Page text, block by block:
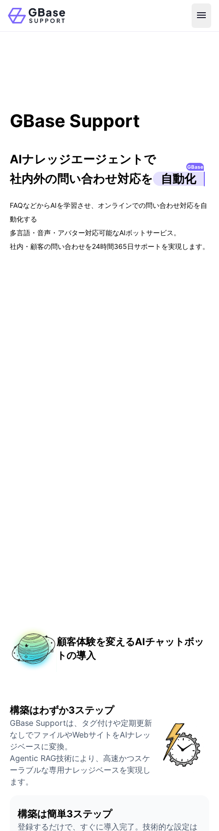
menu
GBase Support
AIナレッジエージェントで
社内外の問い合わせ対応を
自動化
GBase
FAQなどからAIを学習させ、オンラインでの問い合わせ対応を自
動化する
多言語・音声・アバター対応可能なAIボットサービス。
社内・顧客の問い合わせを24時間365日サポートを実現します。
顧客体験を変えるAIチャットボッ
トの導入
構築はわずか3ステップ
GBase Supportは、タグ付けや定期更新
なしでファイルやWebサイトをAIナレッ
ジベースに変換。
Agentic RAG技術により、高速かつスケ
ーラブルな専用ナレッジベースを実現し
ます。
構築は簡単3ステップ
登録するだけで、すぐに導入完了。技術的な設定は